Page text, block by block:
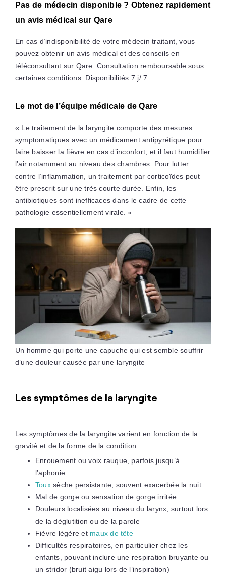
Pas de médecin disponible ? Obtenez rapidement
un avis médical sur Qare
En cas d’indisponibilité de votre médecin traitant, vous
pouvez obtenir un avis médical et des conseils en
téléconsultant sur Qare. Consultation remboursable sous
certaines conditions. Disponibilités 7 j/ 7.
Le mot de l’équipe médicale de Qare
« Le traitement de la laryngite comporte des mesures
symptomatiques avec un médicament antipyrétique pour
faire baisser la fièvre en cas d’inconfort, et il faut humidifier
l’air notamment au niveau des chambres. Pour lutter
contre l’inflammation, un traitement par corticoïdes peut
être prescrit sur une très courte durée. Enfin, les
antibiotiques sont inefficaces dans le cadre de cette
pathologie essentiellement virale. »
Un homme qui porte une capuche qui est semble souffrir
d’une douleur causée par une laryngite
Les symptômes de la laryngite
Les symptômes de la laryngite varient en fonction de la
gravité et de la forme de la condition.
Enrouement ou voix rauque, parfois jusqu’à
l’aphonie
Touxsèche persistante, souvent exacerbée la nuit
Mal de gorge ou sensation de gorge irritée
Douleurs localisées au niveau du larynx, surtout lors
de la déglutition ou de la parole
Fièvre légère et maux de tête
Difficultés respiratoires, en particulier chez les
enfants, pouvant inclure une respiration bruyante ou
un stridor (bruit aigu lors de l’inspiration)